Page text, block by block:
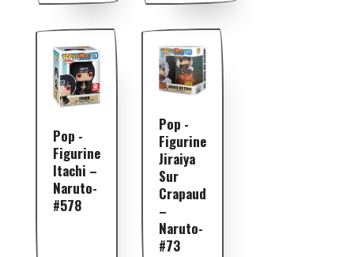
Pop -
Figurine
Itachi –
Naruto-
#578
Pop -
Figurine
Jiraiya
Sur
Crapaud
–
Naruto-
#73